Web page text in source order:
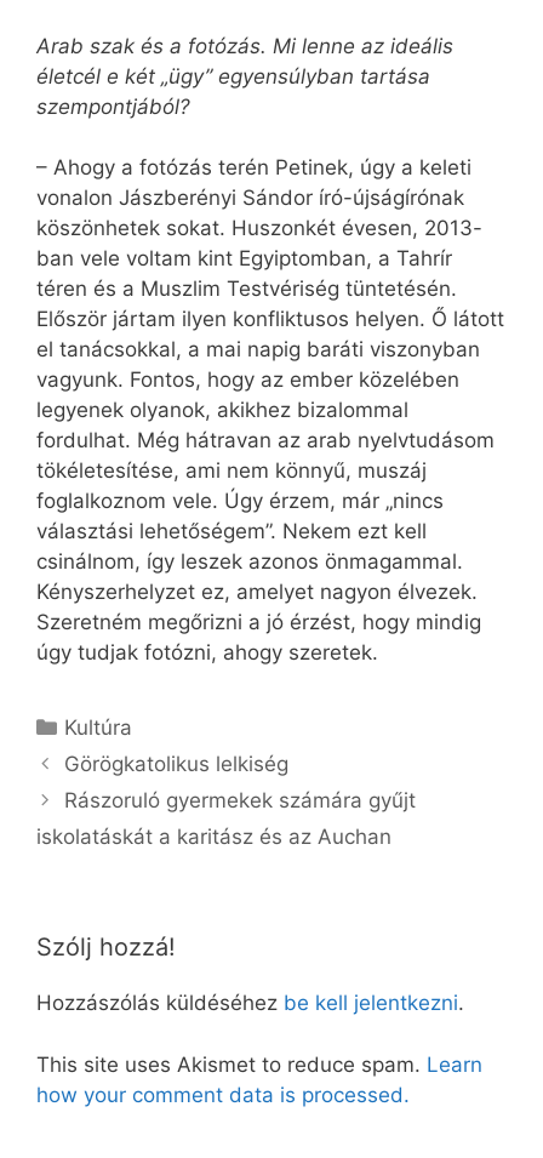
Arab szak és a fotózás. Mi lenne az ideális
életcél e két „ügy” egyensúlyban tartása
szempontjából?
– Ahogy a fotózás terén Petinek, úgy a keleti
vonalon Jászberényi Sándor író-újságírónak
köszönhetek sokat. Huszonkét évesen, 2013-
ban vele voltam kint Egyiptomban, a Tahrír
téren és a Muszlim Testvériség tüntetésén.
Először jártam ilyen konfliktusos helyen. Ő látott
el tanácsokkal, a mai napig baráti viszonyban
vagyunk. Fontos, hogy az ember közelében
legyenek olyanok, akikhez bizalommal
fordulhat. Még hátravan az arab nyelvtudásom
tökéletesítése, ami nem könnyű, muszáj
foglalkoznom vele. Úgy érzem, már „nincs
választási lehetőségem”. Nekem ezt kell
csinálnom, így leszek azonos önmagammal.
Kényszerhelyzet ez, amelyet nagyon élvezek.
Szeretném megőrizni a jó érzést, hogy mindig
úgy tudjak fotózni, ahogy szeretek.
Kategória
Kultúra
Görögkatolikus lelkiség
Rászoruló gyermekek számára gyűjt
iskolatáskát a karitász és az Auchan
Szólj hozzá!
Hozzászólás küldéséhez be kell jelentkezni.
This site uses Akismet to reduce spam. Learn
how your comment data is processed.